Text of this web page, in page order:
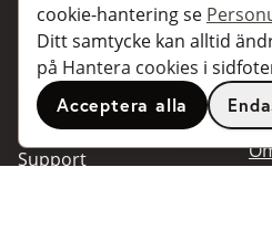
För privatpersoner
För företagskunder
För resebyråer
Anslutna taxibolag
Support
cookie-hantering se
Ditt samtycke kan alltid
på Hantera cookies i
Acceptera alla